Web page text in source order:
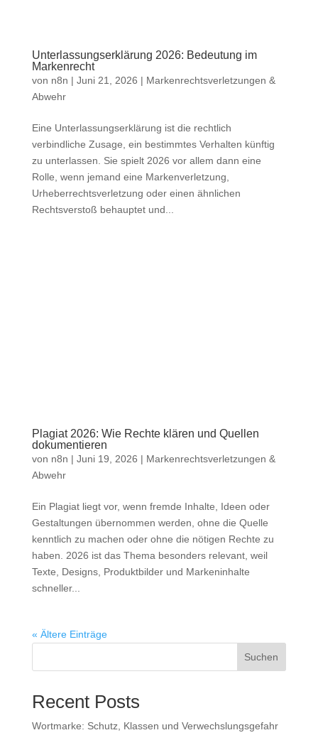
Unterlassungserklärung 2026: Bedeutung im
Markenrecht
von n8n | Juni 21, 2026 | Markenrechtsverletzungen &
Abwehr
Eine Unterlassungserklärung ist die rechtlich
verbindliche Zusage, ein bestimmtes Verhalten künftig
zu unterlassen. Sie spielt 2026 vor allem dann eine
Rolle, wenn jemand eine Markenverletzung,
Urheberrechtsverletzung oder einen ähnlichen
Rechtsverstoß behauptet und...
Plagiat 2026: Wie Rechte klären und Quellen
dokumentieren
von n8n | Juni 19, 2026 | Markenrechtsverletzungen &
Abwehr
Ein Plagiat liegt vor, wenn fremde Inhalte, Ideen oder
Gestaltungen übernommen werden, ohne die Quelle
kenntlich zu machen oder ohne die nötigen Rechte zu
haben. 2026 ist das Thema besonders relevant, weil
Texte, Designs, Produktbilder und Markeninhalte
schneller...
« Ältere Einträge
Suchen
Recent Posts
Wortmarke: Schutz, Klassen und Verwechslungsgefahr